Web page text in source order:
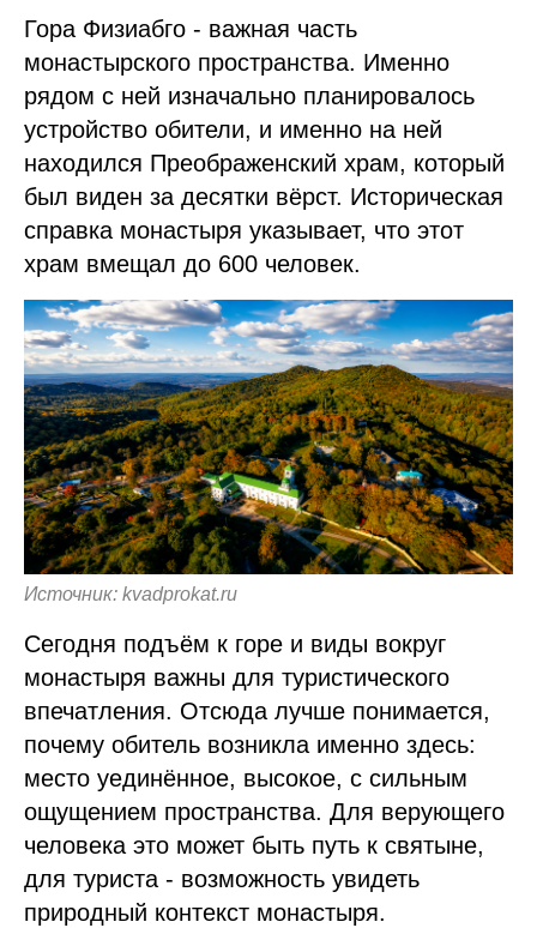
Гора Физиабго - важная часть
монастырского пространства. Именно
рядом с ней изначально планировалось
устройство обители, и именно на ней
находился Преображенский храм, который
был виден за десятки вёрст. Историческая
справка монастыря указывает, что этот
храм вмещал до 600 человек.
Источник: kvadprokat.ru
Сегодня подъём к горе и виды вокруг
монастыря важны для туристического
впечатления. Отсюда лучше понимается,
почему обитель возникла именно здесь:
место уединённое, высокое, с сильным
ощущением пространства. Для верующего
человека это может быть путь к святыне,
для туриста - возможность увидеть
природный контекст монастыря.